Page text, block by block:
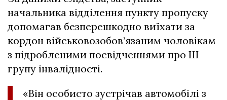
начальника відділення пункту пропуску
допомагав безперешкодно виїхати за
кордон військовозобов’язаним чоловікам
з підробленими посвідченнями про ІІІ
групу інвалідності.
«Він особисто зустрічав автомобілі з